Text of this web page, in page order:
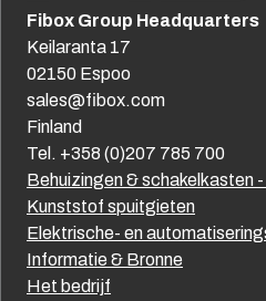
Behuizingen & schakelkasten
Kunststof spuitgieten
Elektrische- en
Informatie & Bronne
Het bedrijf
Fibox Group Headquarters
Keilaranta 17
02150 Espoo
sales@fibox.com
Finland
Tel. +358 (0)207 785 700